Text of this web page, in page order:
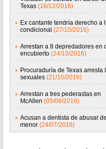
Texas (16/12/2016)
Ex cantante tendría derecho a
condicional (27/10/2016)
Arrestan a 8 depredadores en
encubierto (24/10/2016)
Procuraduría de Texas arresta
sexuales (21/10/2016)
Arrestan a tres pederastas en
McAllen (05/08/2016)
Acusan a dentista de abusar
menor (24/07/2016)